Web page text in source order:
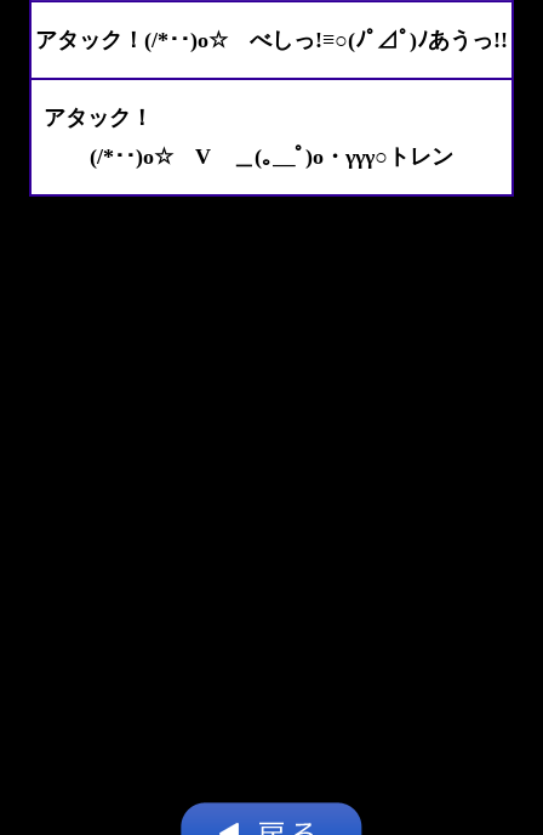
アタック！(/*･･)o☆ べしっ!≡○(ﾉﾟ⊿ﾟ)ﾉあうっ!!
アタック！
(/*･･)o☆ V ＿(｡＿ﾟ)o・γγγ○トレン